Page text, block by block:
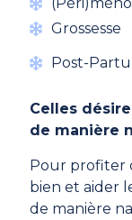
Grossesse
Post-
Celles
de manière
Pour profiter
bien et aider
de manière